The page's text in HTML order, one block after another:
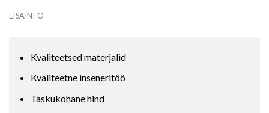
LISAINFO
Kvaliteetsed materjalid
Kvaliteetne inseneritöö
Taskukohane hind